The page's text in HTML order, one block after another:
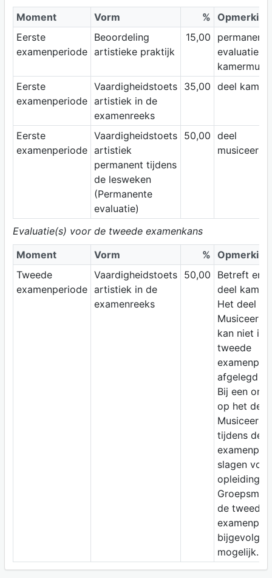
Moment
Vorm % Opmerking
Eerste
examenperiode
Beoordeling
artistieke praktijk
15,00
permanente
evaluatie
Eerste
examenperiode
Vaardigheidstoets
artistiek in de
examenreeks
35,00 deel
Eerste
examenperiode
Vaardigheidstoets
artistiek
permanent tijdens
de lesweken
(Permanente
evaluatie)
50,00 deel
Evaluatie(s) voor de tweede examenkans
Moment
Vorm % Opmerking
Tweede
examenperiode
Vaardigheidstoets
artistiek in de
examenreeks
50,00
Betreft
deel
Het deel
kan niet in
tweede
afgelegd
Bij een
op het deel
tijdens de
slagen
de tweede
bijgevolg
mogelijk.